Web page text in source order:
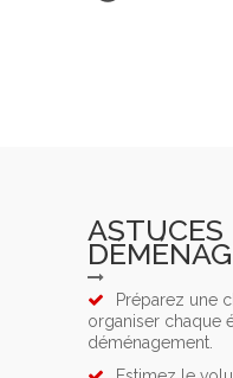
ASTUCES
Préparez une
organiser chaque
déménagement.